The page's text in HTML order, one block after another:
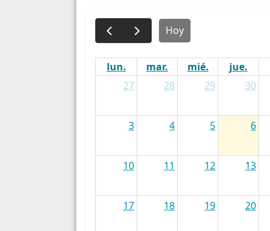
Hoy
lun. mar. mié. jue.
27
28 29 30
3 4 5 6
10 11 12 13
17 18 19 20